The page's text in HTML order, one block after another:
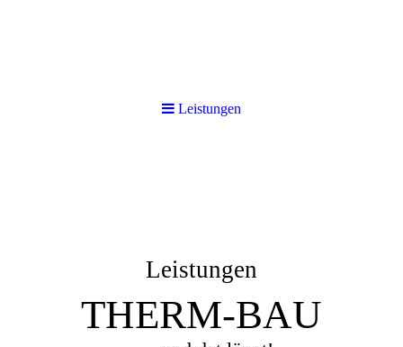
Leistungen
THERM-BAU
Leistungen